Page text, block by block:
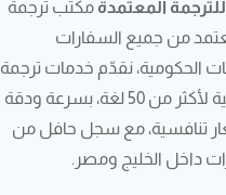
للترجمة المعتمدة مكتب ترجمة
من جميع السفارات
الحكومية، نقدّم خدمات ترجمة
احترافية لأكثر من 50 لغة، بسرعة ودقة
تنافسية، مع سجل حافل من
داخل الخليج ومصر.